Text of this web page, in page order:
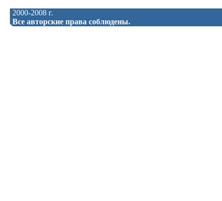
2000-2008 г.
Все авторские права соблюдены.